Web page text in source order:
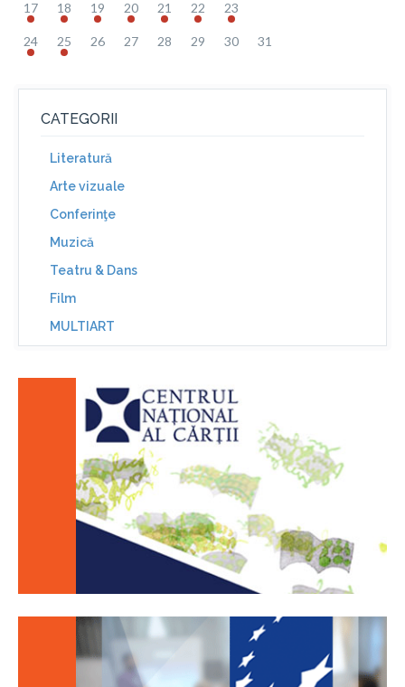
17 18 19 20 21 22 23
24 25 26 27 28 29 30 31
CATEGORII
Literatură
Arte vizuale
Conferinţe
Muzică
Teatru & Dans
Film
MULTIART